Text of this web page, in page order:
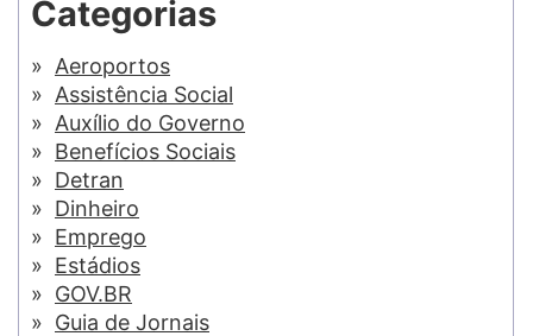
Categorias
Aeroportos
Assistência Social
Auxílio do Governo
Benefícios Sociais
Detran
Dinheiro
Emprego
Estádios
GOV.BR
Guia de Jornais